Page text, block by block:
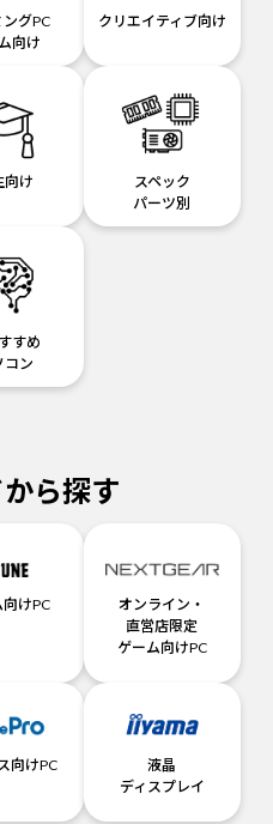
グPC
向け
クリエイティブ向け
向け
スペック
パーツ別
すめ
コン
ら探す
けPC
オンライン・
直営店限定
ゲーム向けPC
向けPC
液晶
ディスプレイ